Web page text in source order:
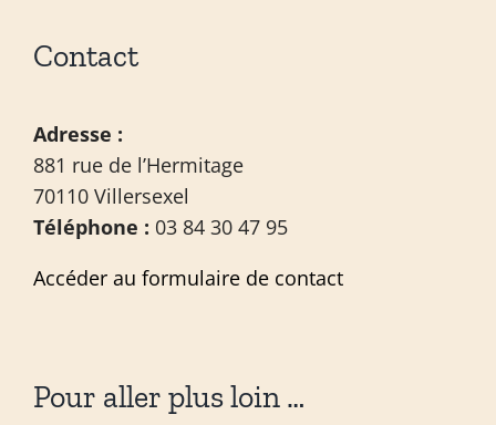
Contact
Adresse :
881 rue de l’Hermitage
70110 Villersexel
Téléphone : 03 84 30 47 95
Accéder au formulaire de contact
Pour aller plus loin …